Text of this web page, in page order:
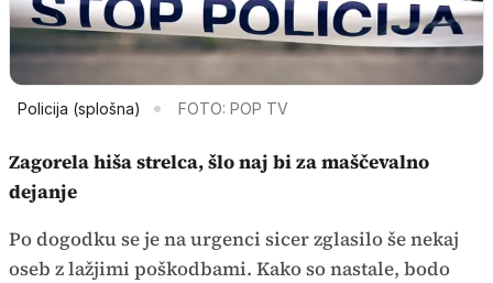
Policija (splošna) FOTO: POP TV
Zagorela hiša strelca, šlo naj bi za maščevalno
dejanje
Po dogodku se je na urgenci sicer zglasilo še nekaj
oseb z lažjimi poškodbami. Kako so nastale, bodo